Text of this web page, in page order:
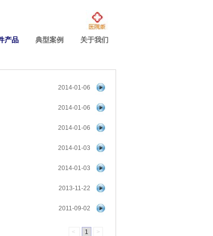
产品 典型案例 关于我们
2014-01-06
2014-01-06
2014-01-06
2014-01-03
2014-01-03
2013-11-22
2011-09-02
< 1 >